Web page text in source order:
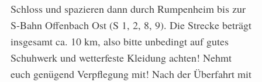
Schloss und spazieren dann durch Rumpenheim bis zur
S-Bahn Offenbach Ost (S 1, 2, 8, 9). Die Strecke beträgt
insgesamt ca. 10 km, also bitte unbedingt auf gutes
Schuhwerk und wetterfeste Kleidung achten! Nehmt
euch genügend Verpflegung mit! Nach der Überfahrt mit